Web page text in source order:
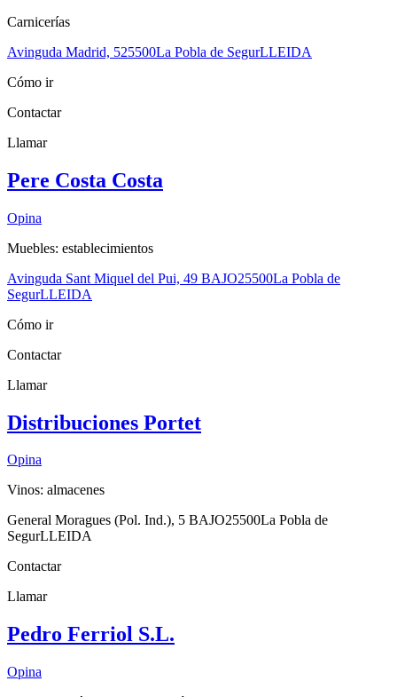
Carnicerías
Avinguda Madrid, 525500La Pobla de SegurLLEIDA
Cómo ir
Contactar
Llamar
Pere Costa Costa
Opina
Muebles: establecimientos
Avinguda Sant Miquel del Pui, 49 BAJO25500La Pobla de
SegurLLEIDA
Cómo ir
Contactar
Llamar
Distribuciones Portet
Opina
Vinos: almacenes
General Moragues (Pol. Ind.), 5 BAJO25500La Pobla de
SegurLLEIDA
Contactar
Llamar
Pedro Ferriol S.L.
Opina